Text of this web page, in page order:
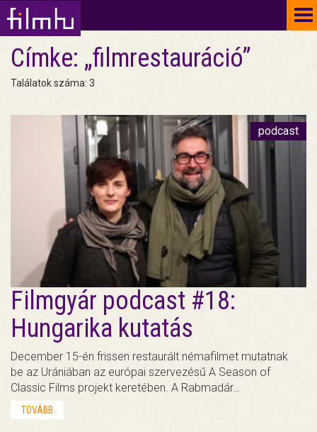
Címke: „filmrestauráció”
Találatok száma: 3
podcast
Filmgyár podcast #18:
Hungarika kutatás
December 15-én frissen restaurált némafilmet mutatnak
be az Urániában az európai szervezésű A Season of
Classic Films projekt keretében. A Rabmadár…
TOVÁBB